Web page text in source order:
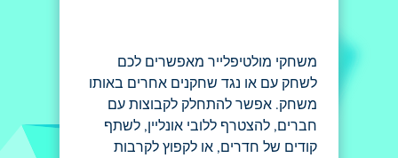
משחקי מולטיפלייר מאפשרים לכם
לשחק עם או נגד שחקנים אחרים באותו
משחק. אפשר להתחלק לקבוצות עם
חברים, להצטרף ללובי אונליין, לשתף
קודים של חדרים, או לקפוץ לקרבות